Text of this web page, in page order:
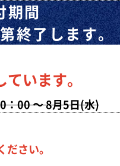
期間
終了します。
います。
：00 ～ 8月5日(水)
さい。